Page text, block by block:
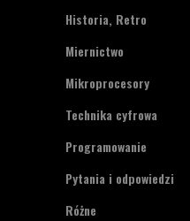
Historia, Retro
Miernictwo
Mikroprocesory
Technika cyfrowa
Programowanie
Pytania i odpowiedzi
Różne